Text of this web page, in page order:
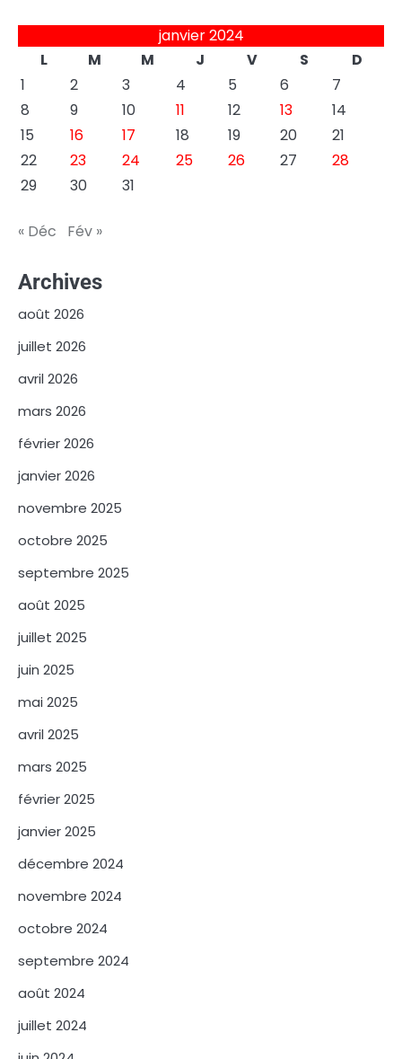
janvier 2024
L
M M J V S
D
1
2 3 4 5 6
7
8
9 10 11 12 13
14
15
16 17 18 19 20
21
22
23 24 25 26 27
28
29
30 31
« Déc Fév »
Archives
août 2026
juillet 2026
avril 2026
mars 2026
février 2026
janvier 2026
novembre 2025
octobre 2025
septembre 2025
août 2025
juillet 2025
juin 2025
mai 2025
avril 2025
mars 2025
février 2025
janvier 2025
décembre 2024
novembre 2024
octobre 2024
septembre 2024
août 2024
juillet 2024